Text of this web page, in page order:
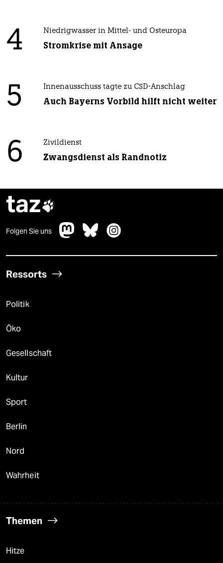
4 Niedrigwasser in Mittel- und Osteuropa
Stromkrise mit Ansage
5 Innenausschuss tagte zu CSD-Anschlag
Auch Bayerns Vorbild hilft nicht weiter
6 Zivildienst
Zwangsdienst als Randnotiz
taz
Folgen Sie uns
Ressorts
Politik
Öko
Gesellschaft
Kultur
Sport
Berlin
Nord
Wahrheit
Themen
Hitze